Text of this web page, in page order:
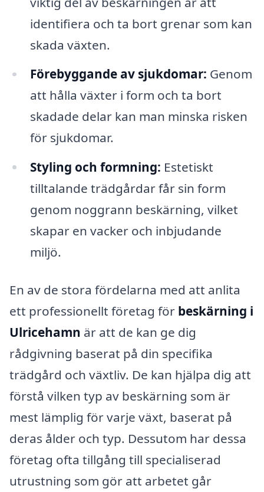
identifiera och ta bort grenar som kan
skada växten.
Förebyggande av sjukdomar: Genom
att hålla växter i form och ta bort
skadade delar kan man minska risken
för sjukdomar.
Styling och formning: Estetiskt
tilltalande trädgårdar får sin form
genom noggrann beskärning, vilket
skapar en vacker och inbjudande
miljö.
En av de stora fördelarna med att anlita
ett professionellt företag för beskärning i
Ulricehamn är att de kan ge dig
rådgivning baserat på din specifika
trädgård och växtliv. De kan hjälpa dig att
förstå vilken typ av beskärning som är
mest lämplig för varje växt, baserat på
deras ålder och typ. Dessutom har dessa
företag ofta tillgång till specialiserad
utrustning som gör att arbetet går